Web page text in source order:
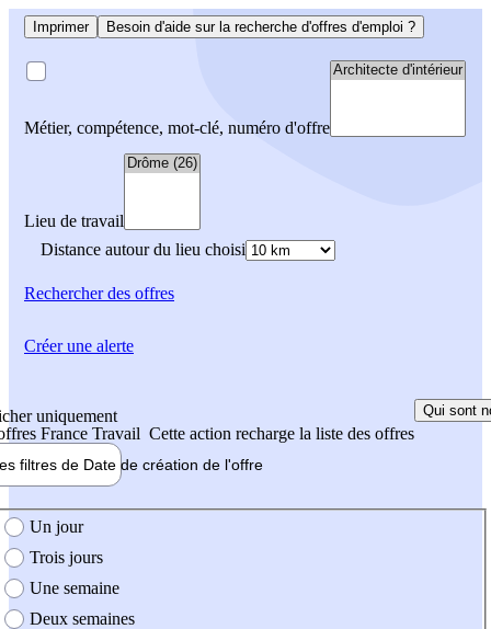
Imprimer Besoin d'aide sur la recherche d'offres d'emploi ?
Métier, compétence, mot-clé, numéro d'offre
Lieu de travail
Distance autour du lieu choisi
Rechercherdes offres
uniquement
France Travail Cette action recharge la liste des offres
Qui sont
filtres de Date de création de l'offre
création de l'offre
Un jour
Trois jours
Une semaine
Deux semaines
Créer une alerte